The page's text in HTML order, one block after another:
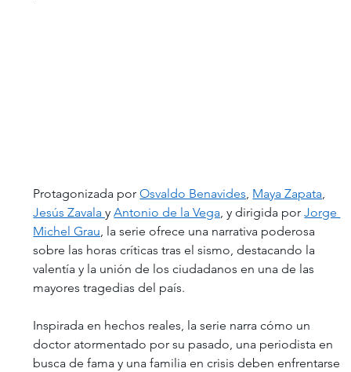
Protagonizada por Osvaldo Benavides, Maya Zapata,
Jesús Zavala y Antonio de la Vega, y dirigida por Jorge
Michel Grau, la serie ofrece una narrativa poderosa
sobre las horas críticas tras el sismo, destacando la
valentía y la unión de los ciudadanos en una de las
mayores tragedias del país.
Inspirada en hechos reales, la serie narra cómo un
doctor atormentado por su pasado, una periodista en
busca de fama y una familia en crisis deben enfrentarse